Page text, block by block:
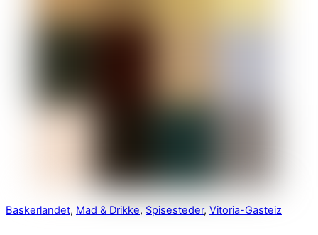
Baskerlandet, Mad & Drikke, Spisesteder, Vitoria-Gasteiz